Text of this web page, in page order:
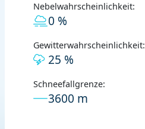
Nebelwahrscheinlichkeit:
0 %
Gewitterwahrscheinlichkeit:
25 %
Schneefallgrenze:
3600 m